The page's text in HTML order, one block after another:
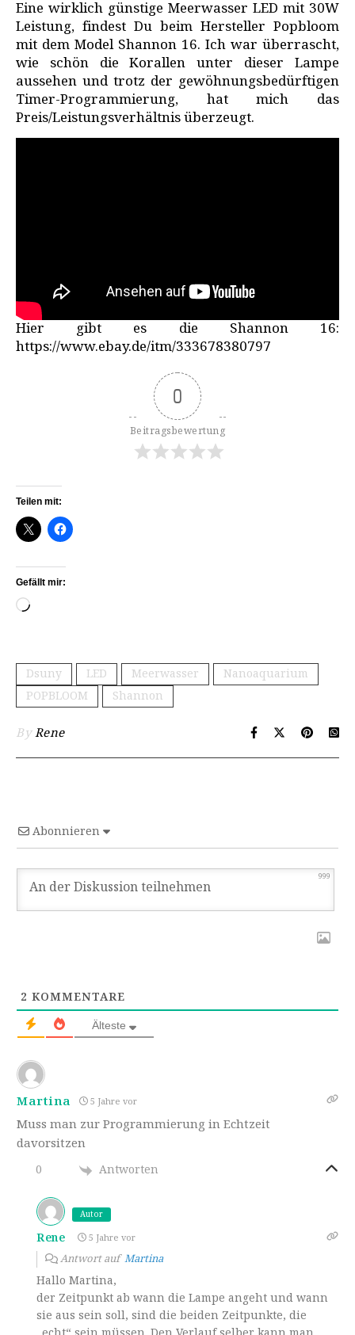
Eine wirklich günstige Meerwasser LED mit 30W
Leistung, findest Du beim Hersteller Popbloom
mit dem Model Shannon 16. Ich war überrascht,
wie schön die Korallen unter dieser Lampe
aussehen und trotz der gewöhnungsbedürftigen
Timer-Programmierung, hat mich das
Preis/Leistungsverhältnis überzeugt.
Hier gibt es die Shannon 16:
https://www.ebay.de/itm/333678380797
0
Beitragsbewertung
Teilen mit:
Gefällt mir:
Wird geladen …
Dsuny LED Meerwasser
Nanoaquarium
POPBLOOM
Shannon
ByRene
Abonnieren
999
2 KOMMENTARE
Älteste
Martina 5 Jahre vor
Muss man zur Programmierung in Echtzeit
davorsitzen
0 Antworten
Autor
Rene 5 Jahre vor
Antwort aufMartina
Hallo Martina,
der Zeitpunkt ab wann die Lampe angeht und wann
sie aus sein soll, sind die beiden Zeitpunkte, die